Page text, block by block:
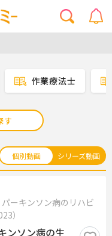
作業療法士
す
個別動画 シリーズ動画
ーキンソン病のリハビ
）
ンソン病の生